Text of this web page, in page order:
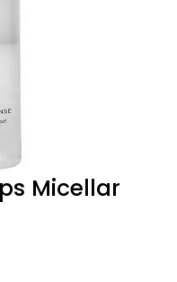
Micellar